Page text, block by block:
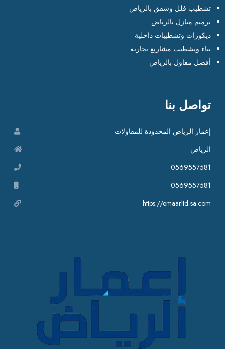
تشطيب فلل وشقق بالرياض
ترميم منازل بالرياض
ديكورات وتشطيبات داخلية
بناء وتشطيب مشاريع تجارية
أفضل مقاول بالرياض
تواصل بنا
إعمار الرياض المحدودة للمقاولات
الرياض
0569557581
0569557581
https://emaarltd-sa.com